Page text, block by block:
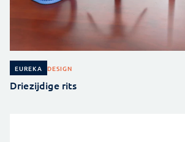
EUREKA DESIGN
Driezijdige rits